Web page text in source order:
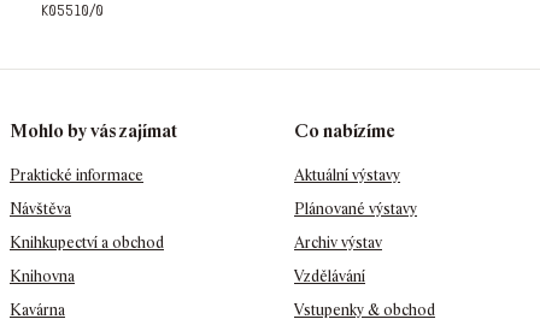
k05510/0
Mohlo by vás zajímat
Praktické informace
Návštěva
Knihkupectví a obchod
Knihovna
Kavárna
Co nabízíme
Aktuální výstavy
Plánované výstavy
Archiv výstav
Vzdělávání
Vstupenky & obchod